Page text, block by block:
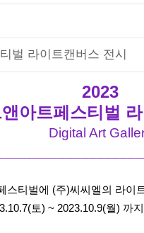
벌 라이트캔버스 전시
2023
아트페스티벌
Digital Art
스티벌에 (주)씨씨엘의 라이
토) ~ 2023.10.9(월) 까